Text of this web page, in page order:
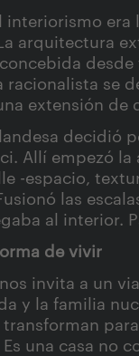
interiorismo
arquitectura
se
extensión de
decidió
Allí empezó
-espacio,
las
al interior.
de vivir
invita a un
y la familia
transforman
una casa no